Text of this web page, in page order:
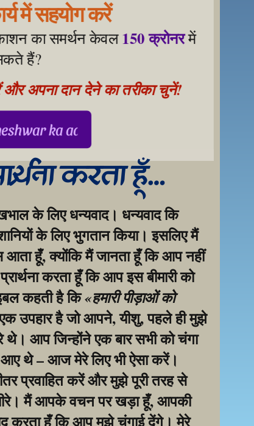
में सहयोग करें
का समर्थन केवल 150 क्रोनर में
हैं?
अपना दान देने का तरीका चुनें!
ka aabhar, aapke samarthan ke liye!
करता हूँ…
के लिए धन्यवाद। धन्यवाद कि
के लिए भुगतान किया। इसलिए मैं
हूँ, क्योंकि मैं जानता हूँ कि आप नहीं
करता हूँ कि आप इस बीमारी को
कहती है कि «हमारी पीड़ाओं को
उपहार है जो आपने, यीशु, पहले ही मुझे
आप जिन्होंने एक बार सभी को चंगा
थे – आज मेरे लिए भी ऐसा करें।
प्रवाहित करें और मुझे पूरी तरह से
मैं आपके वचन पर खड़ा हूँ, आपकी
करता हूँ कि आप मुझे चंगाई देंगे। मेरे